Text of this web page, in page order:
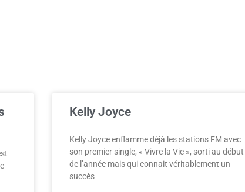
Kelly Joyce
Kelly Joyce enflamme déjà les stations FM avec
son premier single, « Vivre la Vie », sorti au début
de l’année mais qui connait véritablement un
succès